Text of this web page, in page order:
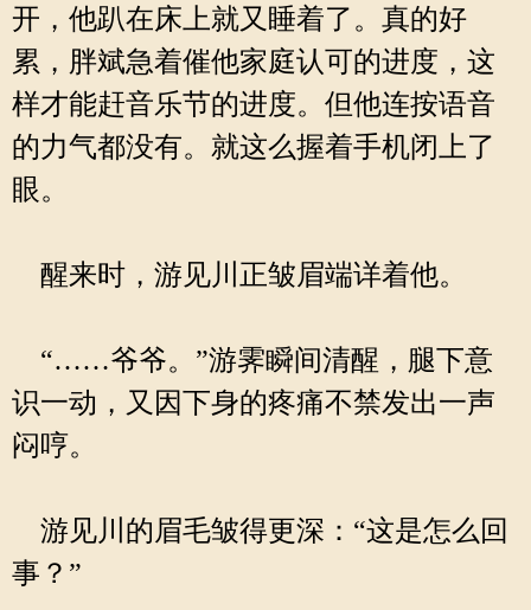
开，他趴在床上就又睡着了。真的好
累，胖斌急着催他家庭认可的进度，这
样才能赶音乐节的进度。但他连按语音
的力气都没有。就这么握着手机闭上了
眼。
醒来时，游见川正皱眉端详着他。
“……爷爷。”游霁瞬间清醒，腿下意
识一动，又因下身的疼痛不禁发出一声
闷哼。
游见川的眉毛皱得更深：“这是怎么回
事？”